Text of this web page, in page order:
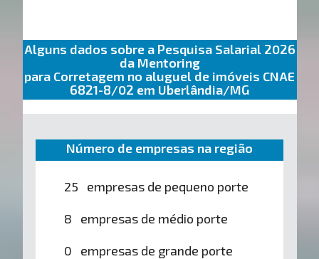
Alguns dados sobre a Pesquisa Salarial 2026
da Mentoring
para Corretagem no aluguel de imóveis CNAE
6821-8/02 em Uberlândia/MG
Número de empresas na região
25 empresas de pequeno porte
8 empresas de médio porte
0 empresas de grande porte